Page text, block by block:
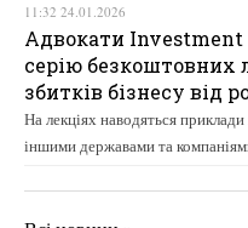
11:32 24.01.2026
Адвокати Investment
серію безкоштовних
збитків бізнесу від
На лекціях наводяться
іншими державами та